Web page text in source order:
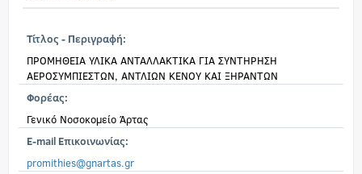
Τίτλος - Περιγραφή:
ΠΡΟΜΗΘΕΙΑ ΥΛΙΚΑ ΑΝΤΑΛΛΑΚΤΙΚΑ ΓΙΑ ΣΥΝΤΗΡΗΣΗ
ΑΕΡΟΣΥΜΠΙΕΣΤΩΝ, ΑΝΤΛΙΩΝ ΚΕΝΟΥ ΚΑΙ ΞΗΡΑΝΤΩΝ
Φορέας:
Γενικό Νοσοκομείο Άρτας
E-mail Επικοινωνίας:
promithies@gnartas.gr